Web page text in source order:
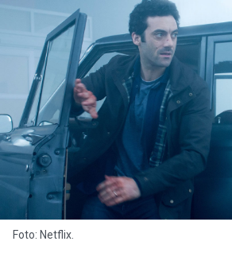
Foto: Netflix.